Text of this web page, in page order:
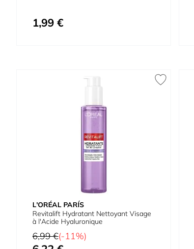
1,99 €
L'ORÉAL PARÍS
Revitalift Hydratant Nettoyant Visage
à l'Acide Hyaluronique
Prix normal
6,99 €(-11%)
Prix spécial